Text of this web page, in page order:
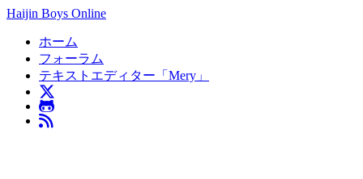
Haijin Boys Online
ホーム
フォーラム
テキストエディター「Mery」